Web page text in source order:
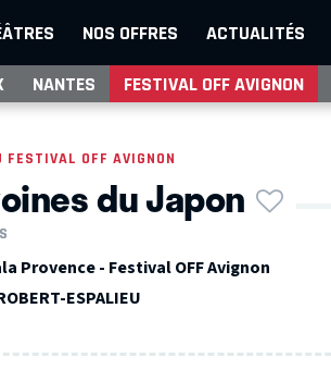
NOS OFFRES ACTUALITÉS
NANTES FESTIVAL OFF AVIGNON
FESTIVAL OFF AVIGNON
du Japon
Provence - Festival OFF Avignon
ESPALIEU